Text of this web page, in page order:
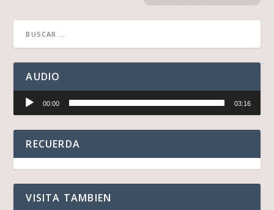
AUDIO
Reproductor
audio
00:00 03:16
RECUERDA
VISITA TAMBIEN